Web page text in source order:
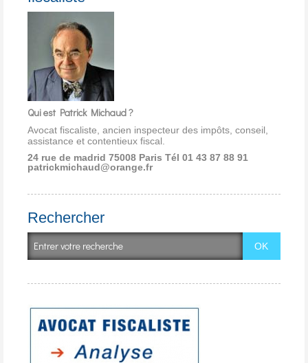
Qui est Patrick Michaud ?
Avocat fiscaliste, ancien inspecteur des impôts, conseil,
assistance et contentieux fiscal.
24 rue de madrid 75008 Paris Tél 01 43 87 88 91
patrickmichaud@orange.fr
Rechercher